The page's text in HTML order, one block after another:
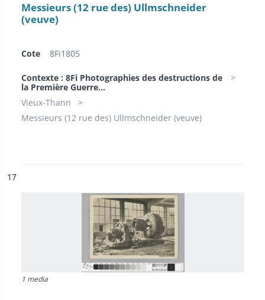
Messieurs (12 rue des) Ullmschneider
(veuve)
Cote 8Fi1805
Contexte : 8Fi Photographies des destructions de
la Première Guerre...
Vieux-Thann
Messieurs (12 rue des) Ullmschneider (veuve)
n°
17
1 media